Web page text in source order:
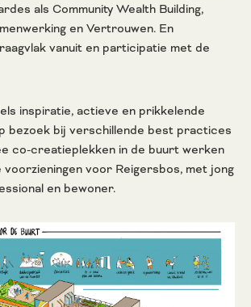
als Community Wealth Building,
en Vertrouwen. En
vanuit en participatie met de
inspiratie, actieve en prikkelende
bezoek bij verschillende best practices
co-creatieplekken in de buurt werken
voorzieningen voor Reigersbos, met jong
en bewoner.